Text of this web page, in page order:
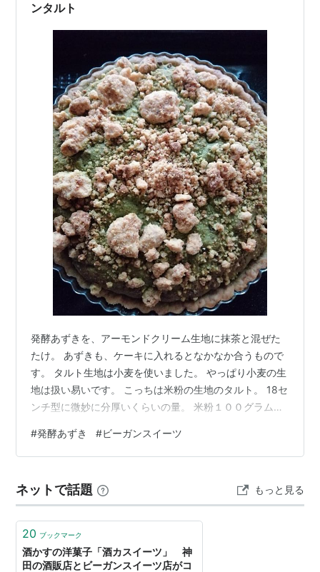
ンタルト
発酵あずきを、アーモンドクリーム生地に抹茶と混ぜた
たけ。 あずきも、ケーキに入れるとなかなか合うもので
す。 タルト生地は小麦を使いました。 やっぱり小麦の生
地は扱い易いです。 こっちは米粉の生地のタルト。 18セ
ンチ型に微妙に分厚いくらいの量。 米粉１００グラム、
し、米油60グラム、アガベシロップ40グラムを混ぜて、
型に伸ばしつけて、ピケして170度15分、空焼き。 サツ
アガペシロップ40グラムくらいと、水で適当にのばして
裏ごしして型に流して２０分焼きました。 リンゴをアガ
ペシロップ適当、ラ…
#発酵あずき #ビーガンスイーツ
ネットで話題 もっと見る
20 ブックマーク
酒かすの洋菓子「酒カスイーツ」 神
田の酒販店とビーガンスイーツ店がコ